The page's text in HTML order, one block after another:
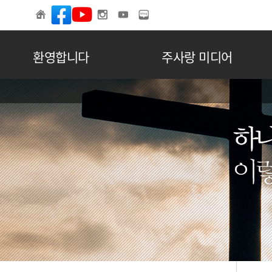
환영합니다 주사랑 미디어